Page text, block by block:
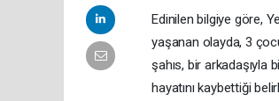
Edinilen bilgiye göre,
yaşanan olayda, 3
şahıs, bir arkadaşıyla
hayatını kaybettiği